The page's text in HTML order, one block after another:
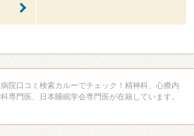
院口コミ検索カルーでチェック！精神科、心療内
専門医、日本睡眠学会専門医が在籍しています。